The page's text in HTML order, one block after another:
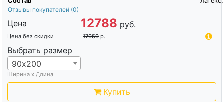
Отзывы покупателей (0)
Цена 12788 руб.
Цена без скидки 17050 р.
Выбрать размер
90х200
Ширина х Длина
Купить